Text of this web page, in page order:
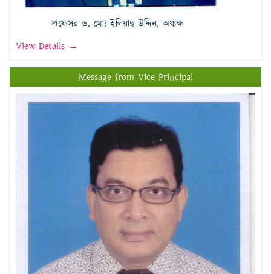
প্রফেসর ড. মো: ইলিয়াছ উদ্দিন, অধ্যক্ষ
View Details →
Message from Vice Principal